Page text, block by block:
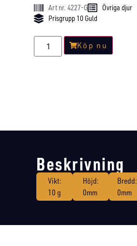
Art nr. 4227-G
Övriga djur
Prisgrupp 10 Guld
Köp nu
Beskrivning
Vikt:
10 g
Höjd:
0mm
Bredd:
0mm